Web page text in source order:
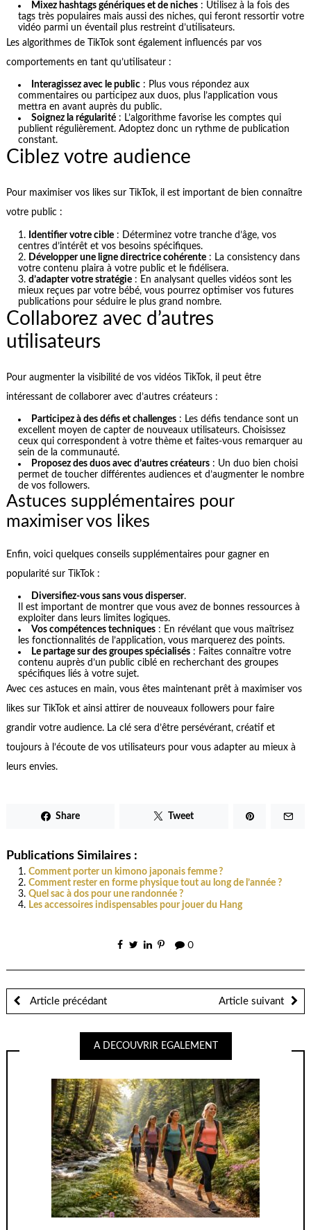
Mixez hashtags génériques et de niches : Utilisez à la fois des
tags très populaires mais aussi des niches, qui feront ressortir votre
vidéo parmi un éventail plus restreint d’utilisateurs.
Les algorithmes de TikTok sont également influencés par vos
comportements en tant qu’utilisateur :
Interagissez avec le public : Plus vous répondez aux
commentaires ou participez aux duos, plus l’application vous
mettra en avant auprès du public.
Soignez la régularité : L’algorithme favorise les comptes qui
publient régulièrement. Adoptez donc un rythme de publication
constant.
Ciblez votre audience
Pour maximiser vos likes sur TikTok, il est important de bien connaître
votre public :
Identifier votre cible : Déterminez votre tranche d’âge, vos
centres d’intérêt et vos besoins spécifiques.
Développer une ligne directrice cohérente : La consistency dans
votre contenu plaira à votre public et le fidélisera.
d’adapter votre stratégie : En analysant quelles vidéos sont les
mieux reçues par votre bébé, vous pourrez optimiser vos futures
publications pour séduire le plus grand nombre.
Collaborez avec d’autres
utilisateurs
Pour augmenter la visibilité de vos vidéos TikTok, il peut être
intéressant de collaborer avec d’autres créateurs :
Participez à des défis et challenges : Les défis tendance sont un
excellent moyen de capter de nouveaux utilisateurs. Choisissez
ceux qui correspondent à votre thème et faites-vous remarquer au
sein de la communauté.
Proposez des duos avec d’autres créateurs : Un duo bien choisi
permet de toucher différentes audiences et d’augmenter le nombre
de vos followers.
Astuces supplémentaires pour
maximiser vos likes
Enfin, voici quelques conseils supplémentaires pour gagner en
popularité sur TikTok :
Diversifiez-vous sans vous disperser.
Il est important de montrer que vous avez de bonnes ressources à
exploiter dans leurs limites logiques.
Vos compétences techniques : En révélant que vous maîtrisez
les fonctionnalités de l’application, vous marquerez des points.
Le partage sur des groupes spécialisés : Faites connaître votre
contenu auprès d’un public ciblé en recherchant des groupes
spécifiques liés à votre sujet.
Avec ces astuces en main, vous êtes maintenant prêt à maximiser vos
likes sur TikTok et ainsi attirer de nouveaux followers pour faire
grandir votre audience. La clé sera d’être persévérant, créatif et
toujours à l’écoute de vos utilisateurs pour vous adapter au mieux à
leurs envies.
Share Tweet
Publications Similaires :
Comment porter un kimono japonais femme ?
Comment rester en forme physique tout au long de l’année ?
Quel sac à dos pour une randonnée ?
Les accessoires indispensables pour jouer du Hang
0
Article précédant Article suivant
A DECOUVRIR EGALEMENT